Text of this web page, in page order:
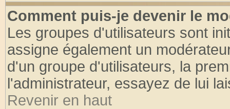
Comment puis-je devenir le
Les groupes d'utilisateurs sont
assigne également un
d'un groupe d'utilisateurs, la
l'administrateur, essayez de lui
Revenir en haut